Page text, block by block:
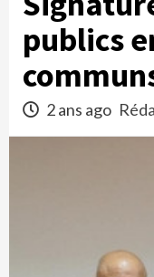
publics
2 ans ago